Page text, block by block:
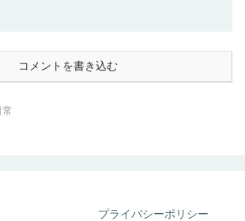
コメントを書き込む
常
プライバシーポリシー